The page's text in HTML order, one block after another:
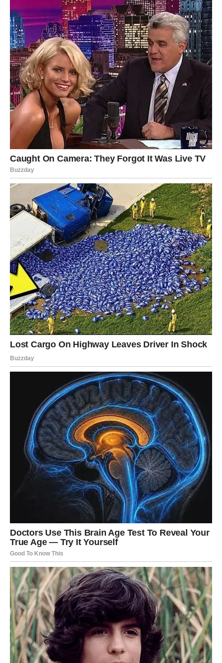
upravo sada počinje vrijeme koje će dugo pamtiti.